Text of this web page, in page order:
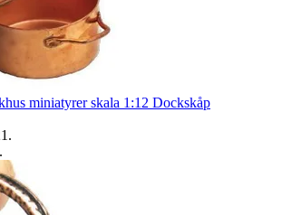
miniatyrer skala 1:12 Dockskåp
.
.